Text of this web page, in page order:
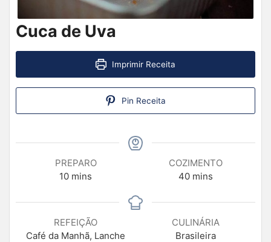
Cuca de Uva
Imprimir Receita
Pin Receita
PREPARO
10 mins
COZIMENTO
40 mins
REFEIÇÃO
Café da Manhã, Lanche
CULINÁRIA
Brasileira